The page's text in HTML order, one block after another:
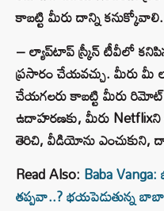
కాబట్టి మీరు దాన్ని కనుక్కోవాలి.
– ల్యాప్‌టాప్ స్క్రీన్ టీవీలో
ప్రసారం చేయవచ్చు. మీరు
చేయగలరు కాబట్టి మీరు రిమోట్
ఉదాహరణకు, మీరు
తెరిచి, వీడియోను ఎంచుకుని,
Read Also: Baba
తప్పవా..? భయపెడుతున్న